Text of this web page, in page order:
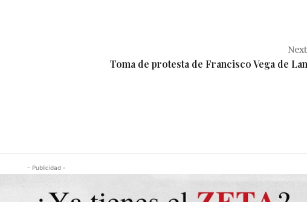
Toma de protesta de Francisco Vega de
- Publicidad -